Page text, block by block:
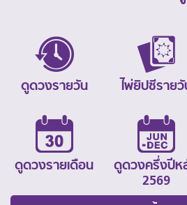
ดูดวงรายวัน ไพ่ยิปซีราย
ดูดวงรายเดือน
ดูดวงครึ่งปีห
2569